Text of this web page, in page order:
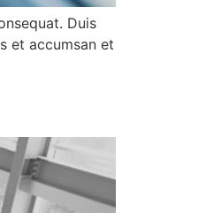
Duis
et accumsan et